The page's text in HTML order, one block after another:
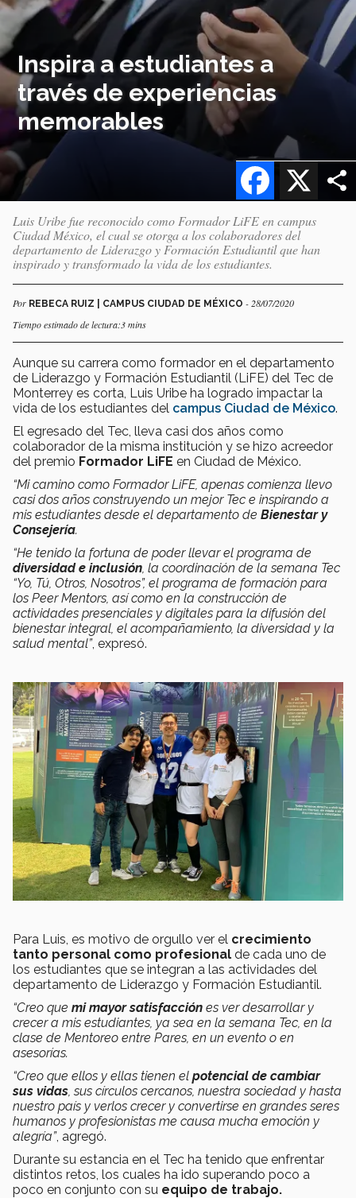
Inspira a estudiantes a
través de experiencias
memorables
X
Facebook
Luis Uribe fue reconocido como Formador LiFE en campus
Ciudad México, el cual se otorga a los colaboradores del
departamento de Liderazgo y Formación Estudiantil que han
inspirado y transformado la vida de los estudiantes.
Por REBECA RUIZ | CAMPUS CIUDAD DE MÉXICO - 28/07/2020
Tiempo estimado de lectura:3 mins
Aunque su carrera como formador en el departamento
de Liderazgo y Formación Estudiantil (LiFE) del Tec de
Monterrey es corta, Luis Uribe ha logrado impactar la
vida de los estudiantes del campus Ciudad de México.
El egresado del Tec, lleva casi dos años como
colaborador de la misma institución y se hizo acreedor
del premio Formador LiFE en Ciudad de México.
“Mi camino como Formador LiFE, apenas comienza llevo
casi dos años construyendo un mejor Tec e inspirando a
mis estudiantes desde el departamento de Bienestar y
Consejería.
“He tenido la fortuna de poder llevar el programa de
diversidad e inclusión , la coordinación de la semana Tec
“Yo, Tú, Otros, Nosotros”, el programa de formación para
los Peer Mentors, así como en la construcción de
actividades presenciales y digitales para la difusión del
bienestar integral, el acompañamiento, la diversidad y la
salud mental”, expresó.
Para Luis, es motivo de orgullo ver el crecimiento
tanto personal como profesional de cada uno de
los estudiantes que se integran a las actividades del
departamento de Liderazgo y Formación Estudiantil.
“Creo que mi mayor satisfacción es ver desarrollar y
crecer a mis estudiantes, ya sea en la semana Tec, en la
clase de Mentoreo entre Pares, en un evento o en
asesorías.
“Creo que ellos y ellas tienen el potencial de cambiar
sus vidas , sus círculos cercanos, nuestra sociedad y hasta
nuestro país y verlos crecer y convertirse en grandes seres
humanos y profesionistas me causa mucha emoción y
alegría”, agregó.
Durante su estancia en el Tec ha tenido que enfrentar
distintos retos, los cuales ha ido superando poco a
poco en conjunto con su equipo de trabajo.